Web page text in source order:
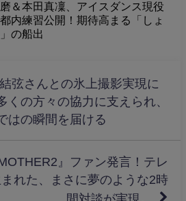
＆本田真凜、アイスダンス現役
内練習公開！期待高まる「しょ
の船出
弦さんとの氷上撮影実現に
くの方々の協力に支えられ、
はの瞬間を届ける
』ファン発言！テレ
れた、まさに夢のような2時
間対談が実現。